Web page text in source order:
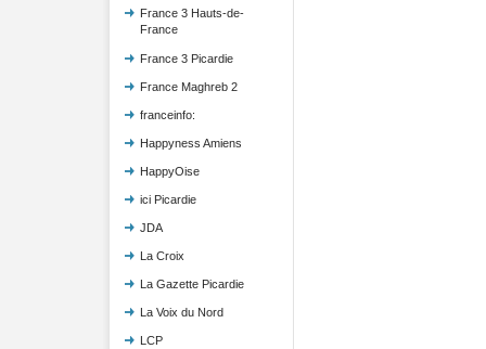
France 3 Hauts-de-
France
France 3 Picardie
France Maghreb 2
franceinfo:
Happyness Amiens
HappyOise
ici Picardie
JDA
La Croix
La Gazette Picardie
La Voix du Nord
LCP